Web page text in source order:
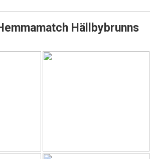
Hällbybrunns